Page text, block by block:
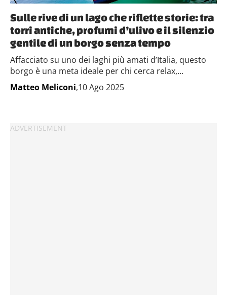
Sulle rive di un lago che riflette storie: tra
torri antiche, profumi d’ulivo e il silenzio
gentile di un borgo senza tempo
Affacciato su uno dei laghi più amati d’Italia, questo
borgo è una meta ideale per chi cerca relax,...
Matteo Meliconi,10 Ago 2025